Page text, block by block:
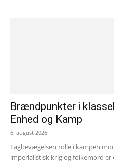
Brændpunkter i
Enhed og Kamp
6. august 2026
Fagbevægelsen rolle i kampen
imperialistisk krig og folkemord